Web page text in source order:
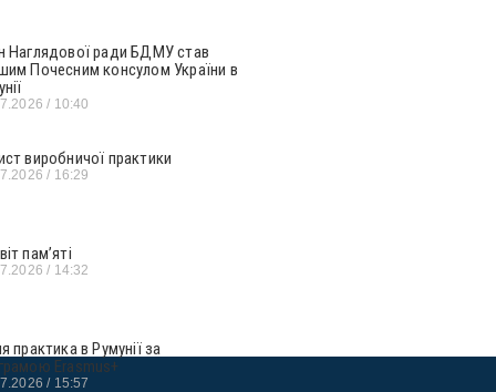
Наглядової ради БДМУ став
Почесним консулом України в
10:40
виробничої практики
16:29
пам’яті
14:32
практика в Румунії за
Erasmus+
15:57